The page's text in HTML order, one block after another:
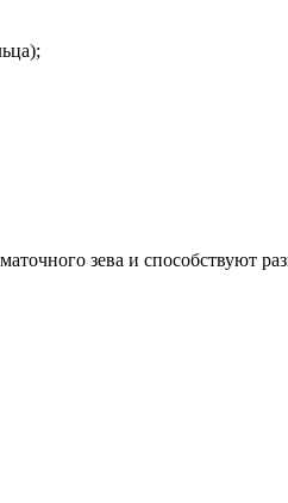
зева и способствуют